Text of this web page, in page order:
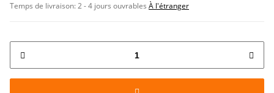
Temps de livraison:2 - 4 jours ouvrables À l'étranger